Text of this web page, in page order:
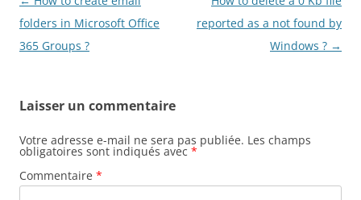
des
articles
folders in Microsoft Office
365 Groups ?
reported as a not found by
Windows ? →
Laisser un commentaire
Votre adresse e-mail ne sera pas publiée. Les champs
obligatoires sont indiqués avec *
Commentaire *